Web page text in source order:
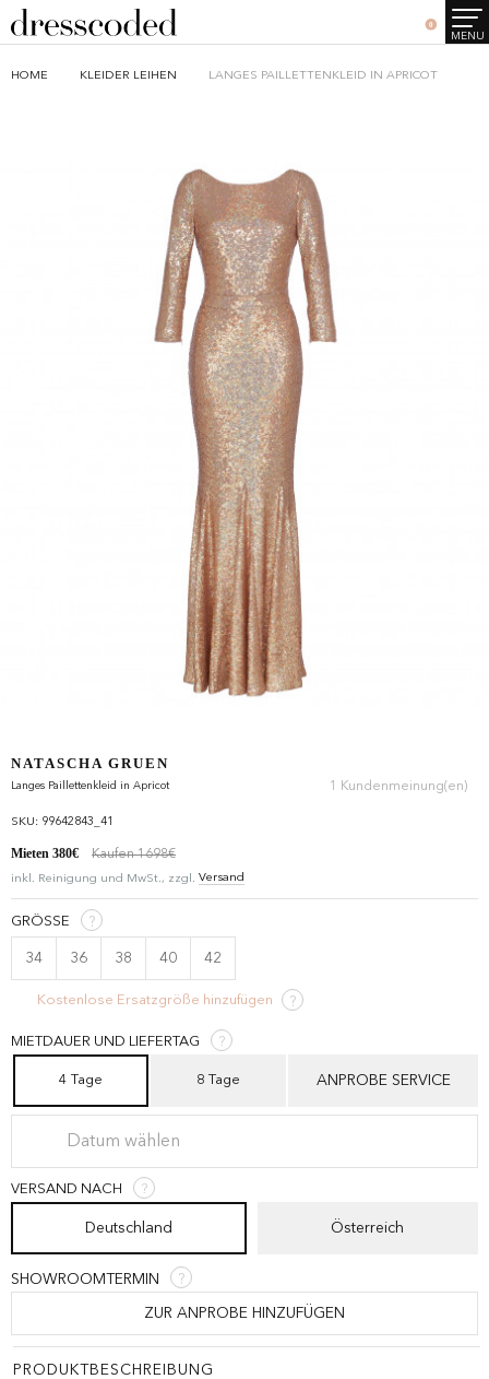
MENU
0
HOME KLEIDER LEIHEN LANGES PAILLETTENKLEID IN APRICOT
NATASCHA GRUEN
Langes Paillettenkleid in Apricot
SKU: 99642843_41
1 Kundenmeinung(en)
Mieten 380€ Kaufen 1698€
inkl. Reinigung und MwSt., zzgl. Versand
GRÖSSE ?
34 36 38 40 42
Kostenlose Ersatzgröße hinzufügen ?
MIETDAUER UND LIEFERTAG ?
4 Tage 8 Tage
VERSAND NACH ?
Deutschland Österreich
SHOWROOMTERMIN ?
ZUR ANPROBE HINZUFÜGEN
PRODUKTBESCHREIBUNG